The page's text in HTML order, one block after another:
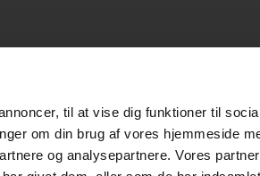
til at vise dig funktioner til
om din brug af vores hjemmeside
og analysepartnere. Vores